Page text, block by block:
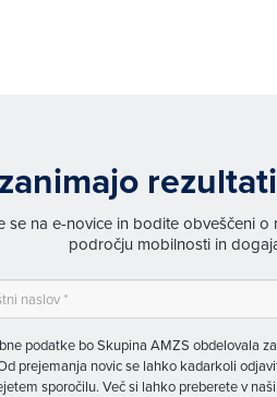
se na e-novice in bodite obveščeni o
področju mobilnosti in
podatke bo Skupina AMZS obdelovala
prejemanja novic se lahko kadarkoli
sporočilu. Več si lahko preberete v naši